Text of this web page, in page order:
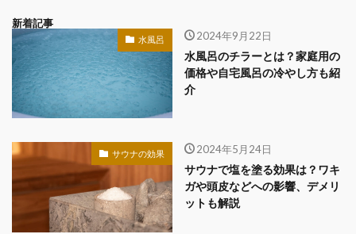
新着記事
水風呂 2024年9月22日
水風呂のチラーとは？家庭用の
価格や自宅風呂の冷やし方も紹
介
サウナの効果 2024年5月24日
サウナで塩を塗る効果は？ワキ
ガや頭皮などへの影響、デメリ
ットも解説